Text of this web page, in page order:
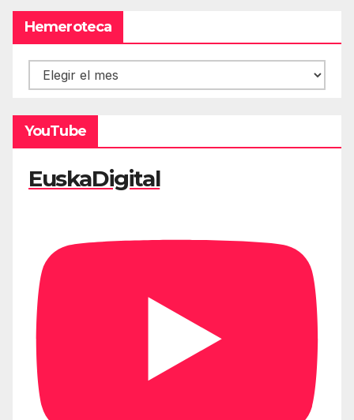
Hemeroteca
Hemeroteca
YouTube
EuskaDigital